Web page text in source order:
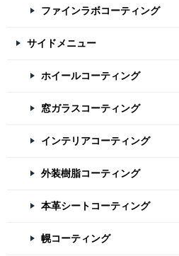
ファインラボコーティング
サイドメニュー
ホイールコーティング
窓ガラスコーティング
インテリアコーティング
外装樹脂コーティング
本革シートコーティング
幌コーティング